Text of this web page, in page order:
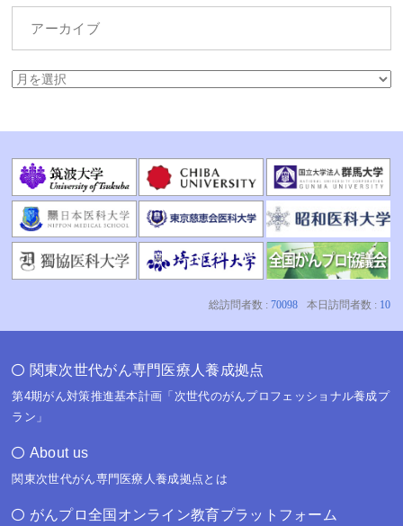
アーカイブ
関東次世代がん専門医療人養成拠点
第4期がん対策推進基本計画「次世代のがんプロフェッショナル養成プ
ラン」
About us
関東次世代がん専門医療人養成拠点とは
がんプロ全国オンライン教育プラットフォーム